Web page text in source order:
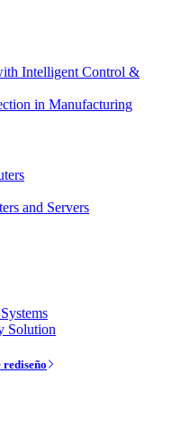
Intelligent Control &
in Manufacturing
and Servers
Solution
rediseño